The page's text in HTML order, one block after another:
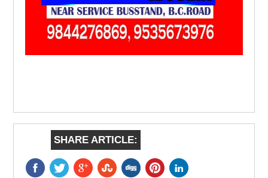
SHARE ARTICLE: